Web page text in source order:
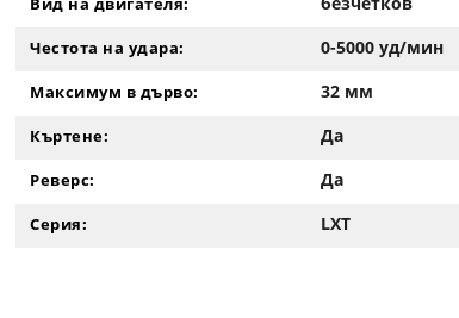
Честота на удара: 0-5000 уд/мин
Максимум в дърво: 32 мм
Къртене: Да
Реверс: Да
Серия: LXT